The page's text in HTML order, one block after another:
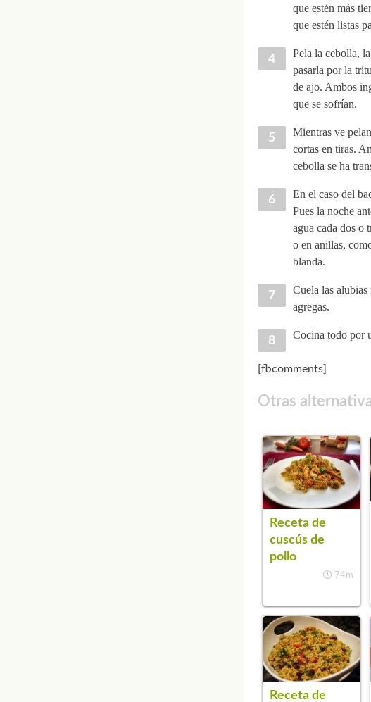
que estén más
que estén listas
Pela la cebolla,
pasarla por la
de ajo. Ambos
que se sofrían.
Mientras ve
cortas en tiras.
cebolla se ha
En el caso del
Pues la noche
agua cada dos o
o en anillas,
blanda.
Cuela las
agregas.
Cocina todo por
[fbcomments]
Otras
Receta de
cuscús de
pollo
74m
Receta de